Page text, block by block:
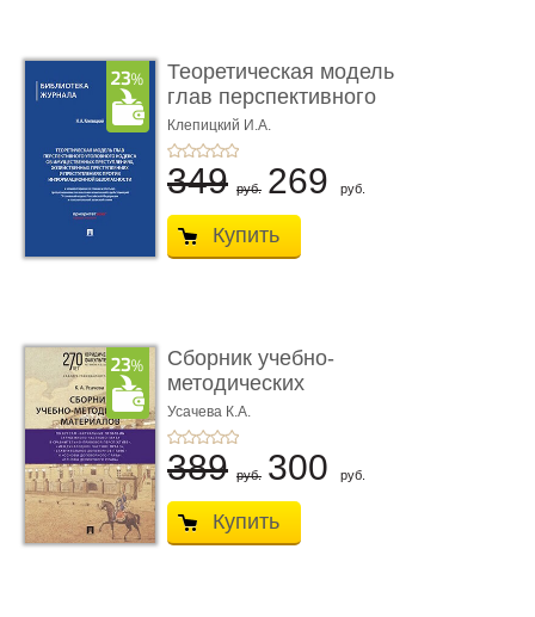
Теоретическая модель
глав перспективного
УК о ...
Клепицкий И.А.
349 руб. 269 руб.
Купить
Сборник учебно-
методических
материалов по кур ...
Усачева К.А.
389 руб. 300 руб.
Купить